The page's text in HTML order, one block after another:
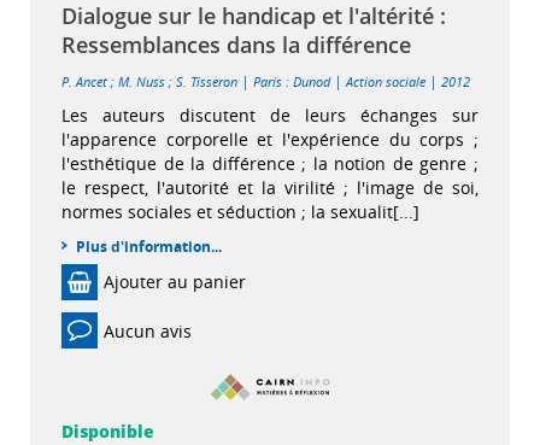
Dialogue sur le handicap et l'altérité :
Ressemblances dans la différence
P. Ancet ; M. Nuss ; S. Tisseron | Paris : Dunod|Action sociale | 2012
Les auteurs discutent de leurs échanges sur
l'apparence corporelle et l'expérience du corps ;
l'esthétique de la différence ; la notion de genre ;
le respect, l'autorité et la virilité ; l'image de soi,
normes sociales et séduction ; la sexualit[...]
Plus d'information...
Ajouter au panier
Aucun avis
Disponible